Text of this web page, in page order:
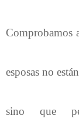
Comprobamos
esposas no
sino que